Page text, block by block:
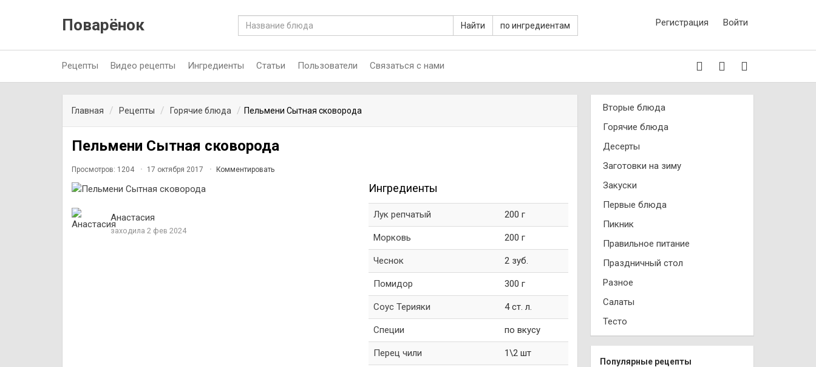
Поварёнок Найти по ингредиентам Регистрация Войти
Рецепты Видео рецепты Ингредиенты Статьи Пользователи Связаться с нами
Главная Рецепты Горячие блюда Пельмени Сытная сковорода
Пельмени Сытная сковорода
Просмотров: 1204 17 октября 2017 Комментировать
Анастасия
заходила 2 фев 2024
Ингредиенты
Лук репчатый 200 г
Морковь 200 г
Чеснок 2 зуб.
Помидор 300 г
Соус Терияки 4 ст. л.
Специи по вкусу
Перец чили 1\2 шт
Вторые блюда
Горячие блюда
Десерты
Заготовки на зиму
Закуски
Первые блюда
Пикник
Правильное питание
Праздничный стол
Разное
Салаты
Тесто
Популярные рецепты